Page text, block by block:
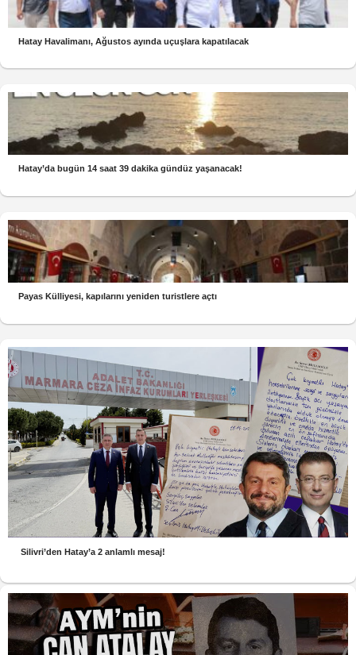
Hatay Havalimanı, Ağustos ayında uçuşlara kapatılacak
Hatay’da bugün 14 saat 39 dakika gündüz yaşanacak!
Payas Külliyesi, kapılarını yeniden turistlere açtı
Silivri’den Hatay’a 2 anlamlı mesaj!